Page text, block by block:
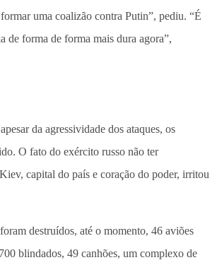
uma coalizão contra Putin”, pediu. “É
de forma de forma mais dura agora”,
da agressividade dos ataques, os
O fato do exército russo não ter
capital do país e coração do poder, irritou
destruídos, até o momento, 46 aviões
blindados, 49 canhões, um complexo de